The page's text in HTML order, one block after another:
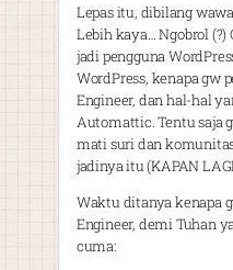
Lepas itu, dibilang
Lebih kaya… Ngobrol
jadi pengguna
WordPress, kenapa gw
Engineer, dan hal-hal
Automattic. Tentu saja
mati suri dan
jadinya itu (KAPAN
Waktu ditanya kenapa
Engineer, demi Tuhan
cuma: